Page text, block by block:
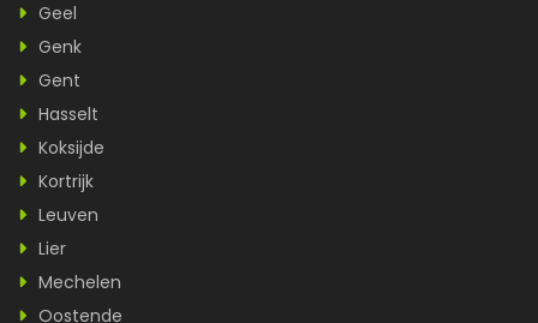
Geel
Genk
Gent
Hasselt
Koksijde
Kortrijk
Leuven
Lier
Mechelen
Oostende